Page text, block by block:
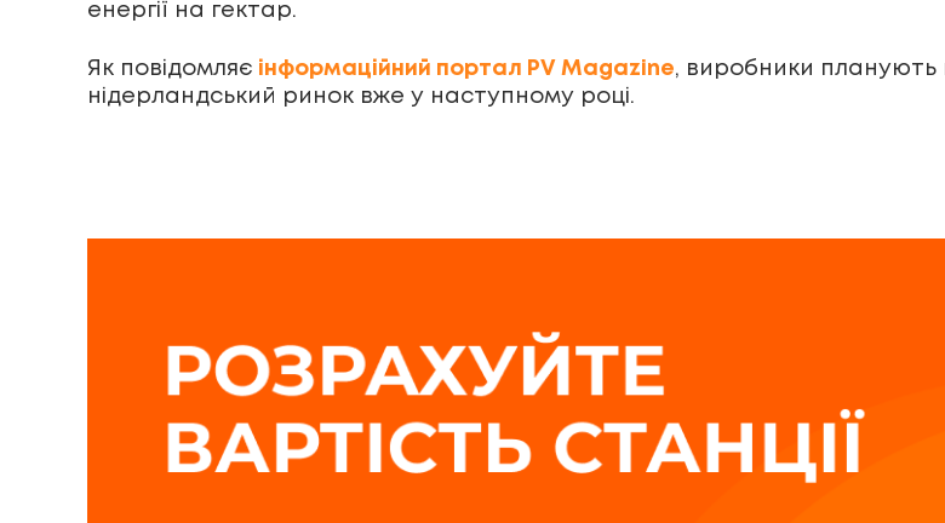
енергії на гектар.
Як повідомляє інформаційний портал PV Magazine, виробники планують
нідерландський ринок вже у наступному році.